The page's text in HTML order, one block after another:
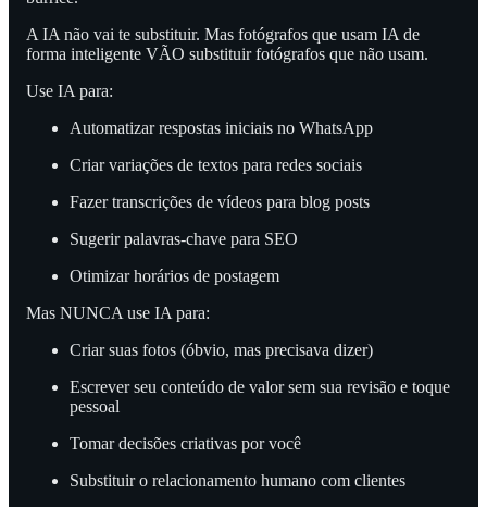
A IA não vai te substituir. Mas fotógrafos que usam IA de
forma inteligente VÃO substituir fotógrafos que não usam.
Use IA para:
Automatizar respostas iniciais no WhatsApp
Criar variações de textos para redes sociais
Fazer transcrições de vídeos para blog posts
Sugerir palavras-chave para SEO
Otimizar horários de postagem
Mas NUNCA use IA para:
Criar suas fotos (óbvio, mas precisava dizer)
Escrever seu conteúdo de valor sem sua revisão e toque
pessoal
Tomar decisões criativas por você
Substituir o relacionamento humano com clientes